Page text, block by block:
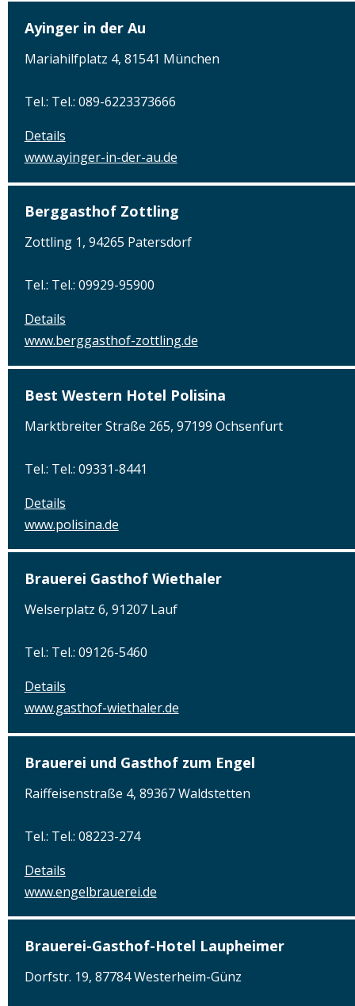
Ayinger in der Au
Mariahilfplatz 4, 81541 München
Tel.: Tel.: 089-6223373666
Details
www.ayinger-in-der-au.de
Berggasthof Zottling
Zottling 1, 94265 Patersdorf
Tel.: Tel.: 09929-95900
Details
www.berggasthof-zottling.de
Best Western Hotel Polisina
Marktbreiter Straße 265, 97199 Ochsenfurt
Tel.: Tel.: 09331-8441
Details
www.polisina.de
Brauerei Gasthof Wiethaler
Welserplatz 6, 91207 Lauf
Tel.: Tel.: 09126-5460
Details
www.gasthof-wiethaler.de
Brauerei und Gasthof zum Engel
Raiffeisenstraße 4, 89367 Waldstetten
Tel.: Tel.: 08223-274
Details
www.engelbrauerei.de
Brauerei-Gasthof-Hotel Laupheimer
Dorfstr. 19, 87784 Westerheim-Günz